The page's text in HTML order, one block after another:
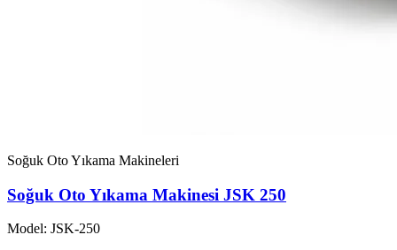
Soğuk Oto Yıkama Makineleri
Soğuk Oto Yıkama Makinesi JSK 250
Model: JSK-250